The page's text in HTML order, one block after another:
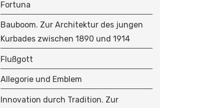
Fortuna
Bauboom. Zur Architektur des jungen
Kurbades zwischen 1890 und 1914
Flußgott
Allegorie und Emblem
Innovation durch Tradition. Zur